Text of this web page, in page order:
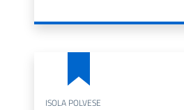
ISOLA POLVESE